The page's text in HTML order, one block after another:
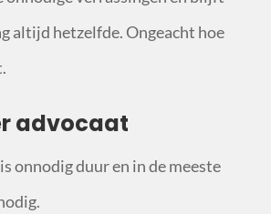
altijd hetzelfde. Ongeacht hoe
advocaat
onnodig duur en in de meeste